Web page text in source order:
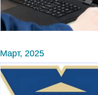
Март, 2025